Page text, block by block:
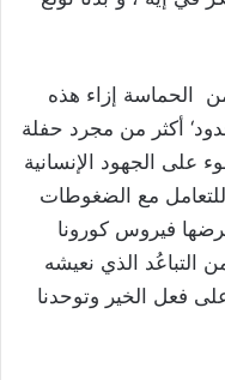
الحماسة إزاء هذه
حدود‘ أكثر من مجرد حفلة
على الجهود الإنسانية
للتعامل مع الضغوطات
فيروس كورونا
الرغم من التباعُد الذي نعيشه
فعل الخير وتوحدنا